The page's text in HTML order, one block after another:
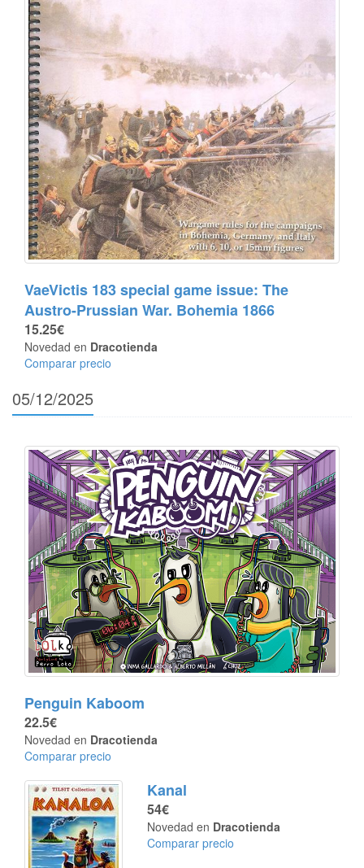
VaeVictis 183 special game issue: The
Austro-Prussian War. Bohemia 1866
15.25€
Novedad en Dracotienda
Comparar precio
05/12/2025
Penguin Kaboom
22.5€
Novedad en Dracotienda
Comparar precio
Kanal
54€
Novedad en Dracotienda
Comparar precio